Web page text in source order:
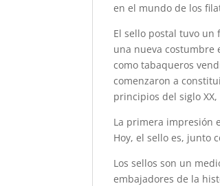
en el mundo de los
El sello postal tuvo un
una nueva costumbre
como tabaqueros
comenzaron a
principios del siglo
La primera impresión
Hoy, el sello es, junto
Los sellos son un
embajadores de la